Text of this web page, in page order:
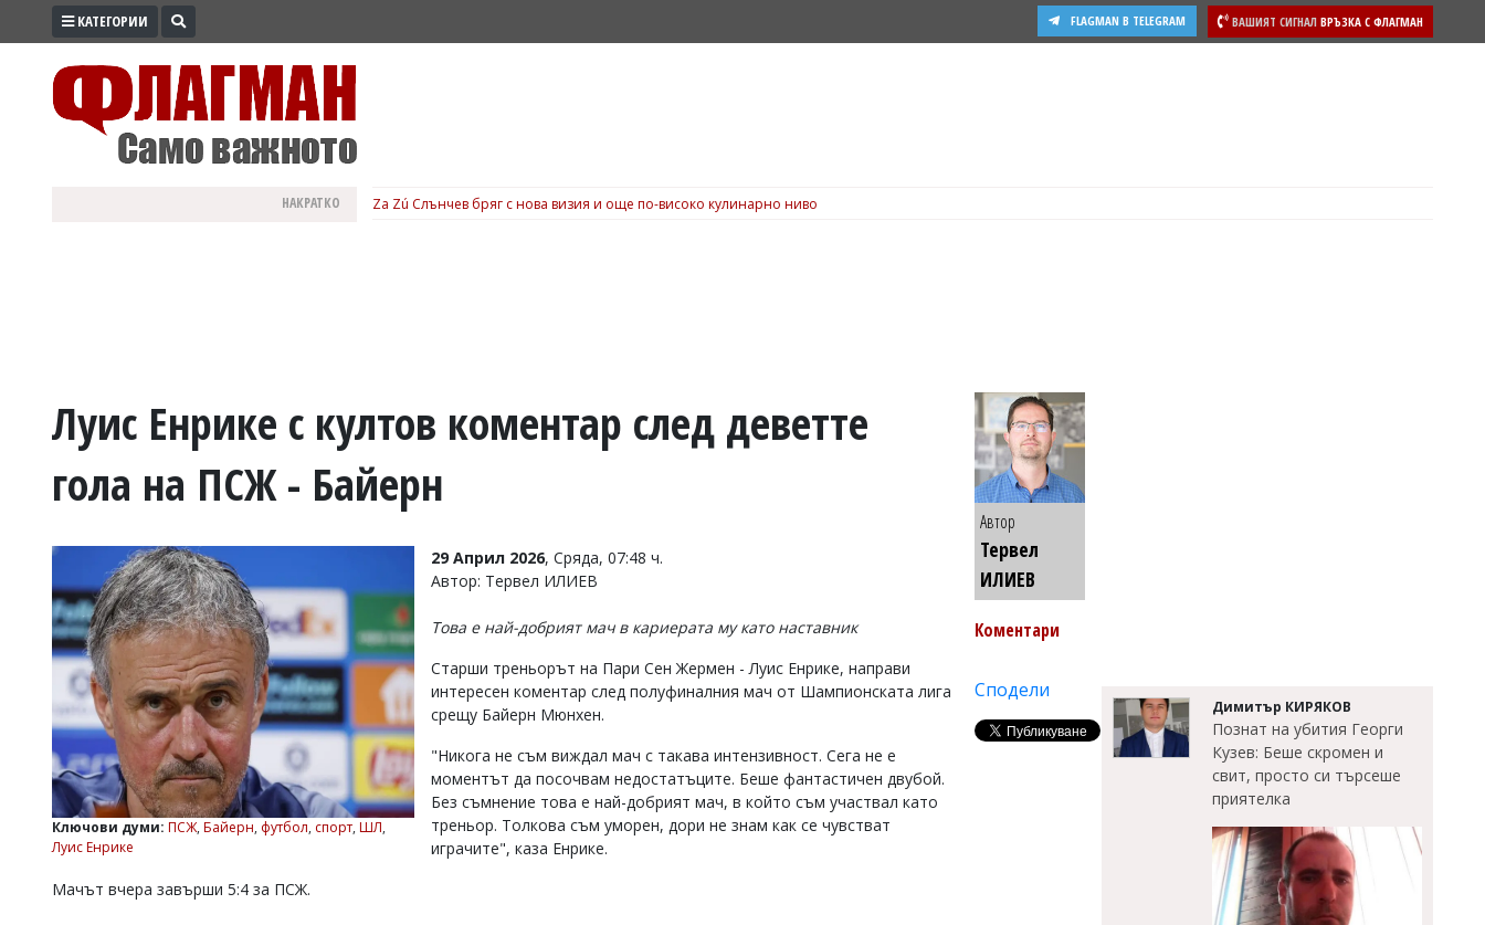
ПРОМО
ВОЙНАТА
УКРАЙНА
БИЗНЕС
Управители:
Веселин
Василев,
v.vasilev@flagman.bg
Касабова,
k.kassabova@flagman.bg
редактор:
КАТЕГОРИИ ВАШИЯТ СИГНАЛ ВРЪЗКА С ФЛАГМАН
FLAGMAN В TELEGRAM
НАКРАТКО Za Zú Слънчев бряг с нова визия и още по-високо кулинарно ниво
Луис Енрике с култов коментар след деветте
гола на ПСЖ - Байерн
Ключови думи: ПСЖ, Байерн, футбол, спорт, ШЛ,
Луис Енрике
29 Април 2026, Сряда, 07:48 ч.
Автор: Тервел ИЛИЕВ
Това е най-добрият мач в кариерата му като наставник
Старши треньорът на Пари Сен Жермен - Луис Енрике, направи
интересен коментар след полуфиналния мач от Шампионската лига
срещу Байерн Мюнхен.
"Никога не съм виждал мач с такава интензивност. Сега не е
моментът да посочвам недостатъците. Беше фантастичен двубой.
Без съмнение това е най-добрият мач, в който съм участвал като
треньор. Толкова съм уморен, дори не знам как се чувстват
играчите", каза Енрике.
Мачът вчера завърши 5:4 за ПСЖ.
Автор
Тервел
ИЛИЕВ
Коментари
Сподели
Димитър КИРЯКОВ
Познат на убития Георги
Кузев: Беше скромен и
свит, просто си търсеше
приятелка